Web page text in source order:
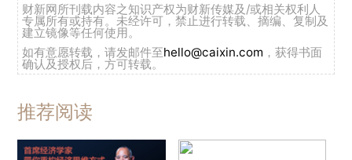
财新网所刊载内容之知识产权为财新传媒及/或相关权利人
专属所有或持有。未经许可，禁止进行转载、摘编、复制及
建立镜像等任何使用。
如有意愿转载，请发邮件至hello@caixin.com ，获得书面
确认及授权后，方可转载。
推荐阅读